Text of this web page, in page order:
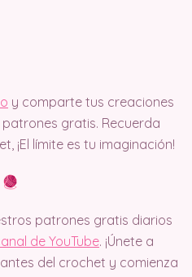
y comparte tus creaciones
gratis. Recuerda
¡El límite es tu imaginación!
patrones gratis diarios
de YouTube. ¡Únete a
del crochet y comienza